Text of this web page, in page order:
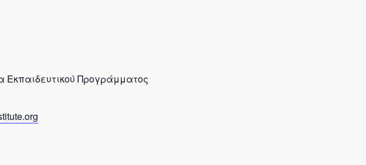
Εκπαιδευτικού Προγράμματος